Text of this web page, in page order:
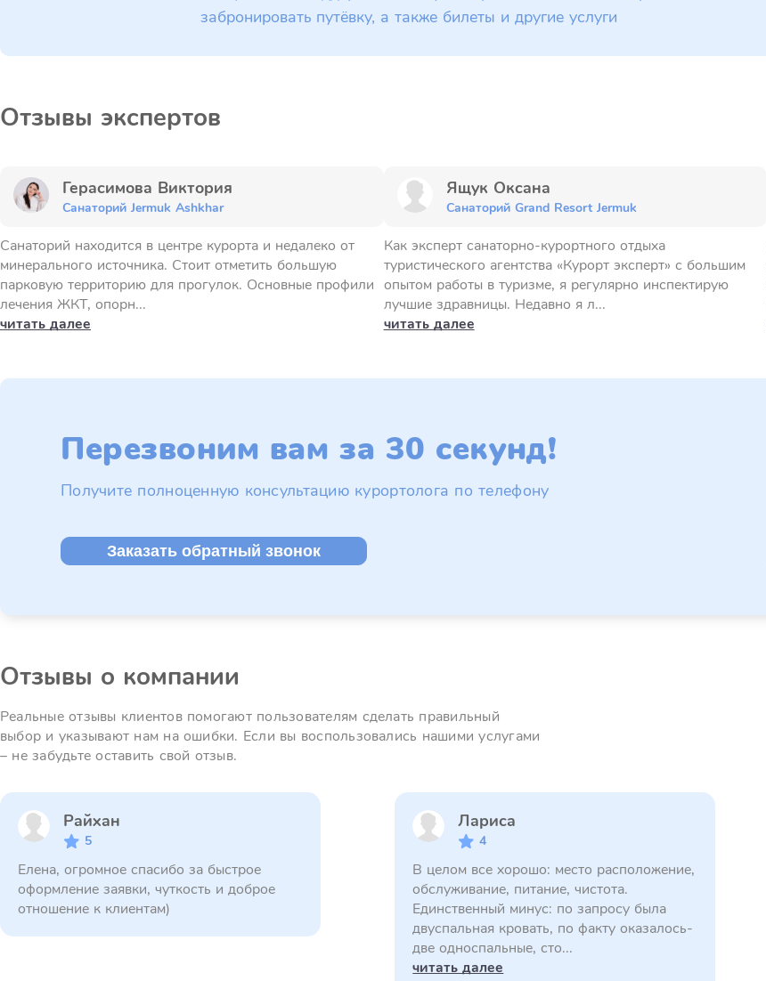
забронировать путёвку, а также билеты и другие услуги
Отзывы экспертов
Герасимова Виктория
Санаторий Jermuk Ashkhar
Санаторий находится в центре курорта и недалеко от
минерального источника. Стоит отметить большую
парковую территорию для прогулок. Основные профили
лечения ЖКТ, опорн...
читать далее
Ящук Оксана
Санаторий Grand Resort Jermuk
Как эксперт санаторно-курортного отдыха
туристического агентства «Курорт эксперт» с большим
опытом работы в туризме, я регулярно инспектирую
лучшие здравницы. Недавно я л...
читать далее
Перезвоним вам за 30 секунд!
Получите полноценную консультацию курортолога по телефону
Заказать обратный звонок
Отзывы о компании
Реальные отзывы клиентов помогают пользователям сделать правильный
выбор и указывают нам на ошибки. Если вы воспользовались нашими услугами
– не забудьте оставить свой отзыв.
Райхан
5
Елена, огромное спасибо за быстрое
оформление заявки, чуткость и доброе
отношение к клиентам)
Лариса
4
В целом все хорошо: место расположение,
обслуживание, питание, чистота.
Единственный минус: по запросу была
двуспальная кровать, по факту оказалось-
две односпальные, сто...
читать далее